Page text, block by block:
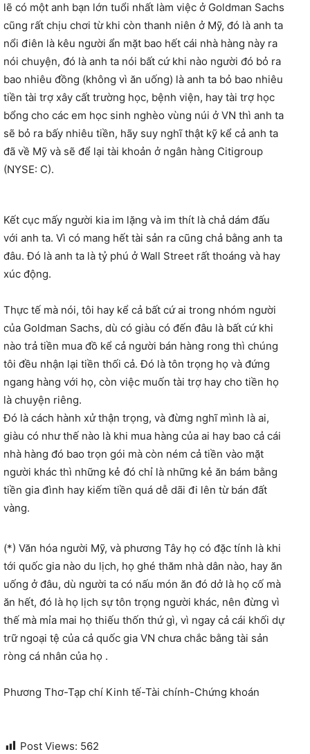
lẽ có một anh bạn lớn tuổi nhất làm việc ở Goldman Sachs
cũng rất chịu chơi từ khi còn thanh niên ở Mỹ, đó là anh ta
nổi điên là kêu người ẩn mặt bao hết cái nhà hàng này ra
nói chuyện, đó là anh ta nói bất cứ khi nào người đó bỏ ra
bao nhiêu đồng (không vì ăn uống) là anh ta bỏ bao nhiêu
tiền tài trợ xây cất trường học, bệnh viện, hay tài trợ học
bổng cho các em học sinh nghèo vùng núi ở VN thì anh ta
sẽ bỏ ra bấy nhiêu tiền, hãy suy nghĩ thật kỹ kể cả anh ta
đã về Mỹ và sẽ để lại tài khoản ở ngân hàng Citigroup
(NYSE: C).
Kết cục mấy người kia im lặng và im thít là chả dám đấu
với anh ta. Vì có mang hết tài sản ra cũng chả bằng anh ta
đâu. Đó là anh ta là tỷ phú ở Wall Street rất thoáng và hay
xúc động.
Thực tế mà nói, tôi hay kể cả bất cứ ai trong nhóm người
của Goldman Sachs, dù có giàu có đến đâu là bất cứ khi
nào trả tiền mua đồ kể cả người bán hàng rong thì chúng
tôi đều nhận lại tiền thối cả. Đó là tôn trọng họ và đứng
ngang hàng với họ, còn việc muốn tài trợ hay cho tiền họ
là chuyện riêng.
Đó là cách hành xử thận trọng, và đừng nghĩ mình là ai,
giàu có như thế nào là khi mua hàng của ai hay bao cả cái
nhà hàng đó bao trọn gói mà còn ném cả tiền vào mặt
người khác thì những kẻ đó chỉ là những kẻ ăn bám bằng
tiền gia đình hay kiếm tiền quá dễ dãi đi lên từ bán đất
vàng.
(*) Văn hóa người Mỹ, và phương Tây họ có đặc tính là khi
tới quốc gia nào du lịch, họ ghé thăm nhà dân nào, hay ăn
uống ở đâu, dù người ta có nấu món ăn đó dở là họ cố mà
ăn hết, đó là họ lịch sự tôn trọng người khác, nên đừng vì
thế mà mỉa mai họ thiếu thốn thứ gì, vì ngay cả cái khối dự
trữ ngoại tệ của cả quốc gia VN chưa chắc bằng tài sản
ròng cá nhân của họ .
Phương Thơ-Tạp chí Kinh tế-Tài chính-Chứng khoán
Post Views: 562